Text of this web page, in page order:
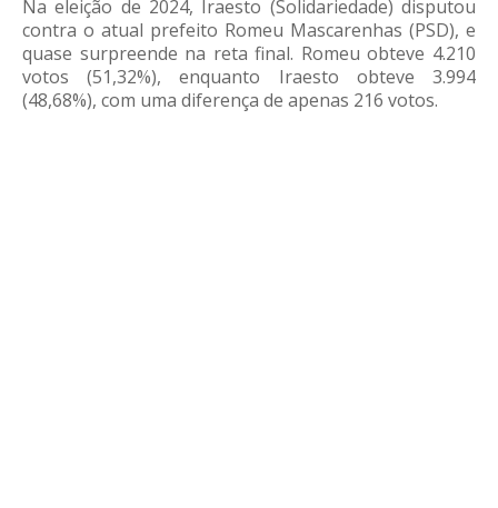
Na eleição de 2024, Iraesto (Solidariedade) disputou
contra o atual prefeito Romeu Mascarenhas (PSD), e
quase surpreende na reta final. Romeu obteve 4.210
votos (51,32%), enquanto Iraesto obteve 3.994
(48,68%), com uma diferença de apenas 216 votos.